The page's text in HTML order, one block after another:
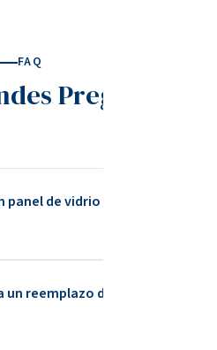
FAQ
Preguntas
panel de vidrio pueden
panel residencial o
reemplazar.
reemplazo de vidrio